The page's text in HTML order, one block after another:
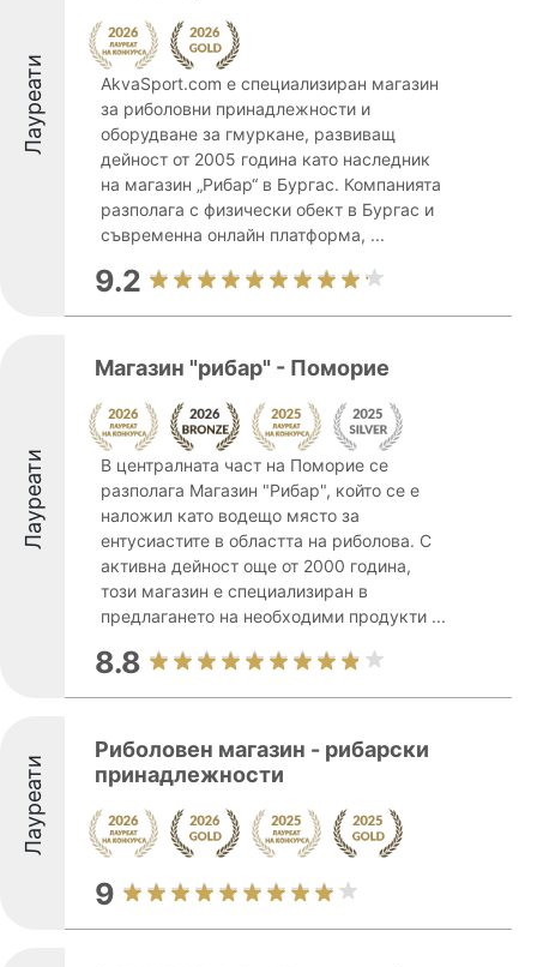
Лауреати
AkvaSport.com е специализиран магазин
за риболовни принадлежности и
оборудване за гмуркане, развиващ
дейност от 2005 година като наследник
на магазин „Рибар“ в Бургас. Компанията
разполага с физически обект в Бургас и
съвременна онлайн платформа, ...
9.2
Лауреати
Магазин "рибар" - Поморие
В централната част на Поморие се
разполага Магазин "Рибар", който се е
наложил като водещо място за
ентусиастите в областта на риболова. С
активна дейност още от 2000 година,
този магазин е специализиран в
предлагането на необходими продукти ...
8.8
Лауреати
Риболовен магазин - рибарски
принадлежности
9